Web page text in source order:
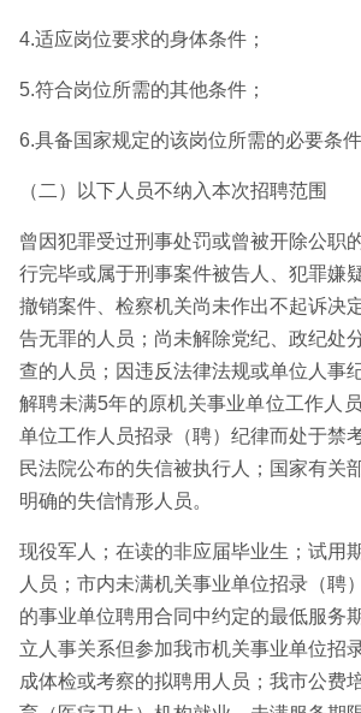
4.适应岗位要求的身体条件；
5.符合岗位所需的其他条件；
6.具备国家规定的该岗位所需的必要条件
（二）以下人员不纳入本次招聘范围
曾因犯罪受过刑事处罚或曾被开除公职
行完毕或属于刑事案件被告人、犯罪嫌
撤销案件、检察机关尚未作出不起诉决
告无罪的人员；尚未解除党纪、政纪处
查的人员；因违反法律法规或单位人事
解聘未满5年的原机关事业单位工作人
单位工作人员招录（聘）纪律而处于禁
民法院公布的失信被执行人；国家有关
明确的失信情形人员。
现役军人；在读的非应届毕业生；试用
人员；市内未满机关事业单位招录（聘
的事业单位聘用合同中约定的最低服务
立人事关系但参加我市机关事业单位招
成体检或考察的拟聘用人员；我市公费